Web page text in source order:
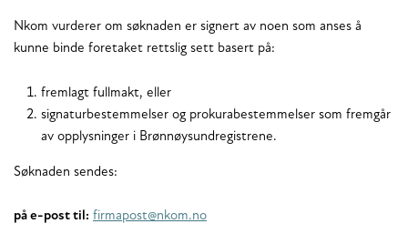
Nkom vurderer om søknaden er signert av noen som anses å
kunne binde foretaket rettslig sett basert på:
fremlagt fullmakt, eller
signaturbestemmelser og prokurabestemmelser som fremgår
av opplysninger i Brønnøysundregistrene.
Søknaden sendes:
på e-post til: firmapost@nkom.no